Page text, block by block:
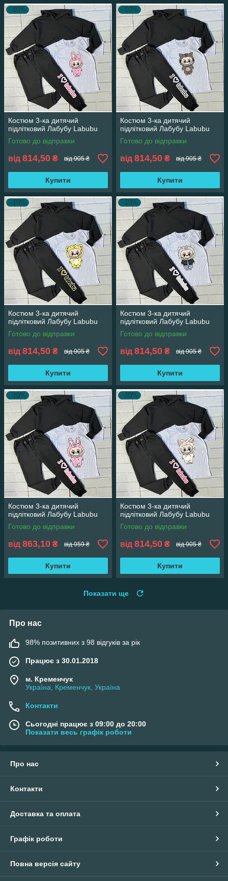
–10%
Костюм 3-ка дитячий
підлітковий Лабубу Labubu
Готово до відправки
від 814,50 ₴ від 905 ₴
Купити
–10%
Костюм 3-ка дитячий
підлітковий Лабубу Labubu
Готово до відправки
від 814,50 ₴ від 905 ₴
Купити
–10%
Костюм 3-ка дитячий
підлітковий Лабубу Labubu
Готово до відправки
від 814,50 ₴ від 905 ₴
Купити
–10%
Костюм 3-ка дитячий
підлітковий Лабубу Labubu
Готово до відправки
від 814,50 ₴ від 905 ₴
Купити
–10%
Костюм 3-ка дитячий
підлітковий Лабубу Labubu
Готово до відправки
від 863,10 ₴ від 959 ₴
Купити
–10%
Костюм 3-ка дитячий
підлітковий Лабубу Labubu
Готово до відправки
від 814,50 ₴ від 905 ₴
Купити
Показати ще
Про нас
98% позитивних з 98 відгуків за рік
Працює з 30.01.2018
м. Кременчук
Україна, Кременчук, Україна
Контакти
Сьогодні працює з 09:00 до 20:00
Показати весь графік роботи
Про нас
Контакти
Доставка та оплата
Графік роботи
Повна версія сайту